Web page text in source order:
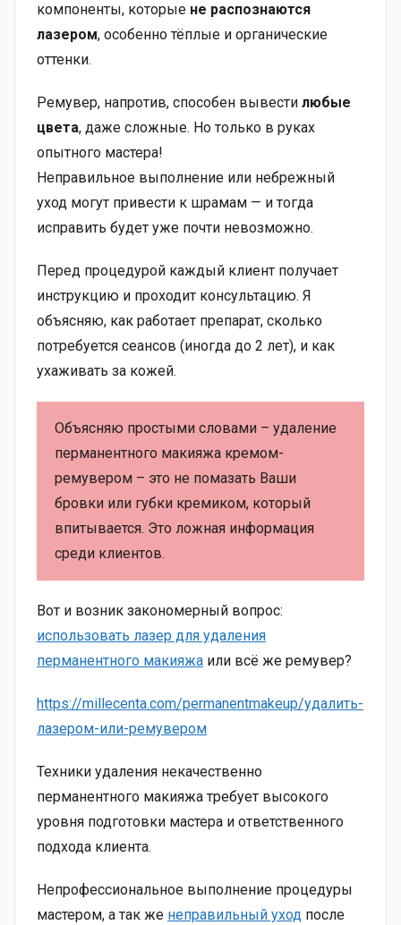
компоненты, которые не распознаются
лазером, особенно тёплые и органические
оттенки.
Ремувер, напротив, способен вывести любые
цвета, даже сложные. Но только в руках
опытного мастера!
Неправильное выполнение или небрежный
уход могут привести к шрамам — и тогда
исправить будет уже почти невозможно.
Перед процедурой каждый клиент получает
инструкцию и проходит консультацию. Я
объясняю, как работает препарат, сколько
потребуется сеансов (иногда до 2 лет), и как
ухаживать за кожей.
Объясняю простыми словами – удаление
перманентного макияжа кремом-
ремувером – это не помазать Ваши
бровки или губки кремиком, который
впитывается. Это ложная информация
среди клиентов.
Вот и возник закономерный вопрос:
использовать лазер для удаления
перманентного макияжа или всё же ремувер?
https://millecenta.com/permanentmakeup/удалить-
лазером-или-ремувером
Техники удаления некачественно
перманентного макияжа требует высокого
уровня подготовки мастера и ответственного
подхода клиента.
Непрофессиональное выполнение процедуры
мастером, а так же неправильный уход после